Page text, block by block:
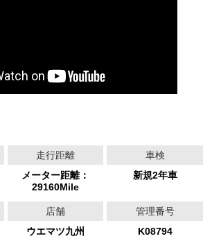
走行距離
メーター距離：
29160Mile
車検
新規2年車
店舗
ウエマツ九州
管理番号
K08794